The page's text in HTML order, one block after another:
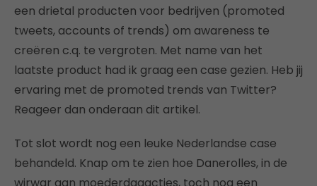
een drietal producten voor bedrijven (promoted
tweets, accounts of trends) om awareness te
creëren c.q. te vergroten. Met name van het
laatste product had ik graag een case gezien. Heb jij
ervaring met de promoted trends van Twitter?
Reageer dan onderaan dit artikel.
Tot slot wordt nog een leuke Nederlandse case
behandeld. Knap om te zien hoe Danerolles, in de
wirwar aan moederdagacties, toch nog een